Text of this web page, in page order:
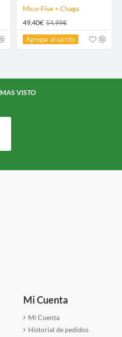
Mico-Five + Chaga
49.40€ 54.99€
Agregar al carrito
MAS VISTO
Mi Cuenta
Mi Cuenta
Historial de pedidos